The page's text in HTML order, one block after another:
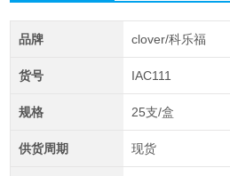
品牌 clover/科乐福
货号 IAC111
规格 25支/盒
供货周期 现货